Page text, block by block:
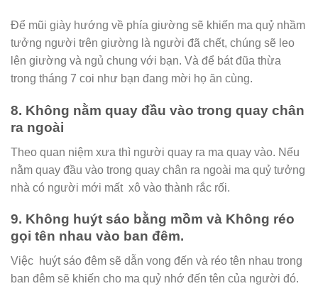
Để mũi giày hướng về phía giường sẽ khiến ma quỷ nhầm
tưởng người trên giường là người đã chết, chúng sẽ leo
lên giường và ngủ chung với bạn. Và để bát đũa thừa
trong tháng 7 coi như bạn đang mời họ ăn cùng.
8. Không nằm quay đầu vào trong quay chân
ra ngoài
Theo quan niệm xưa thì người quay ra ma quay vào. Nếu
nằm quay đầu vào trong quay chân ra ngoài ma quỷ tưởng
nhà có người mới mất xô vào thành rắc rối.
9. Không huýt sáo bằng mồm và Không réo
gọi tên nhau vào ban đêm.
Việc huýt sáo đêm sẽ dẫn vong đến và réo tên nhau trong
ban đêm sẽ khiến cho ma quỷ nhớ đến tên của người đó.